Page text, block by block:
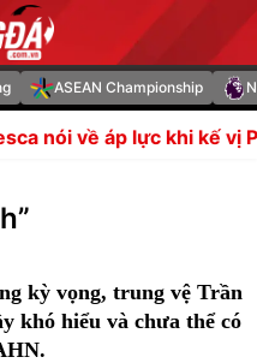
ASEAN Championship
vị Pep Guardiola Lộ
kỳ vọng, trung vệ Trần
khó hiểu và chưa thể có